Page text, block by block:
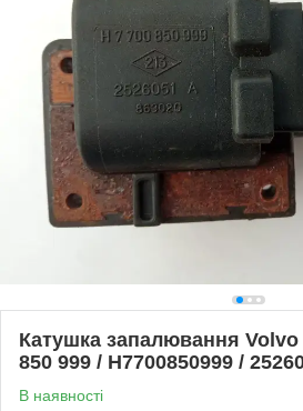
Катушка запалювання Volvo
850 999 / H7700850999 /
В наявності